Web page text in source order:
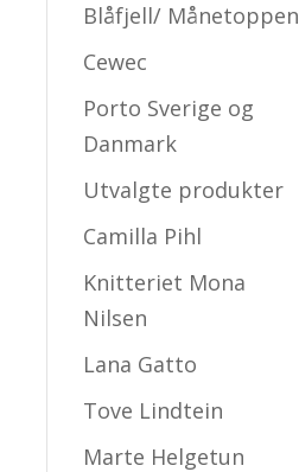
Blåfjell/ Månetoppen
Cewec
Porto Sverige og
Danmark
Utvalgte produkter
Camilla Pihl
Knitteriet Mona
Nilsen
Lana Gatto
Tove Lindtein
Marte Helgetun